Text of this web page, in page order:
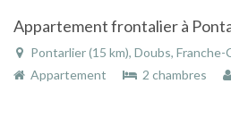
Pontarlier (15 km), Doubs, Franche-Comté,
Appartement
2 chambres